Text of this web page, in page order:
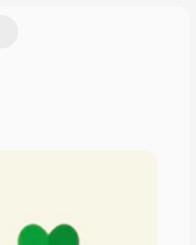
suchen